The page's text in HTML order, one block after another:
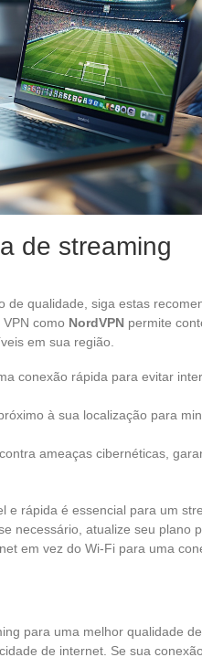
de streaming
qualidade, siga estas
como NordVPN permite
em sua região.
conexão rápida para evitar
à sua localização para
ameaças cibernéticas,
e rápida é essencial para um
necessário, atualize seu plano
em vez do Wi-Fi para uma
para uma melhor qualidade
de internet. Se sua